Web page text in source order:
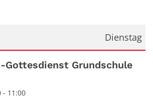
Dienstag
2026
Gottesdienst Grundschule
- 11:00